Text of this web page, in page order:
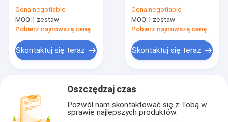
Cena:negotiable
MOQ:1 zestaw
Pobierz najnowszą cenę
Skontaktuj się teraz
wykonaniu
przeciwwybuchowym
ATEX 50g Division
Cena:negotiable
MOQ:1 zestaw
Pobierz najnowszą cenę
Skontaktuj się teraz
Oszczędzaj czas
Pozwól nam skontaktować się z Tobą w
sprawie najlepszych produktów.